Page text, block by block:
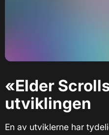
«Elder
utviklingen
En av utviklerne har